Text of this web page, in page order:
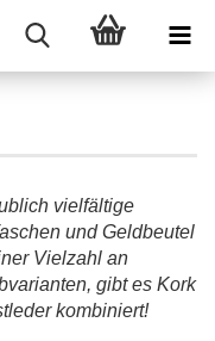
vielfältige
und Geldbeutel
Vielzahl an
gibt es Kork
kombiniert!